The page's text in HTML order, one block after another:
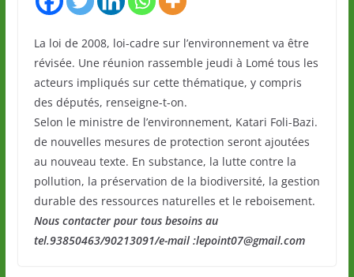
La loi de 2008, loi-cadre sur l’environnement va être
révisée. Une réunion rassemble jeudi à Lomé tous les
acteurs impliqués sur cette thématique, y compris
des députés, renseigne-t-on.
Selon le ministre de l’environnement, Katari Foli-Bazi.
de nouvelles mesures de protection seront ajoutées
au nouveau texte. En substance, la lutte contre la
pollution, la préservation de la biodiversité, la gestion
durable des ressources naturelles et le reboisement.
Nous contacter pour tous besoins au
tel.93850463/90213091/e-mail :lepoint07@gmail.com